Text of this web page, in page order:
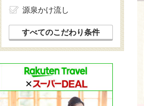
源泉かけ流し
すべてのこだわり条件